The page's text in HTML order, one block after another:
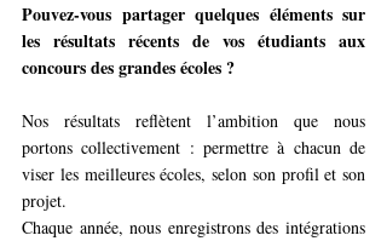
Pouvez-vous partager quelques éléments sur
les résultats récents de vos étudiants aux
concours des grandes écoles ?
Nos résultats reflètent l’ambition que nous
portons collectivement : permettre à chacun de
viser les meilleures écoles, selon son profil et son
projet.
Chaque année, nous enregistrons des intégrations